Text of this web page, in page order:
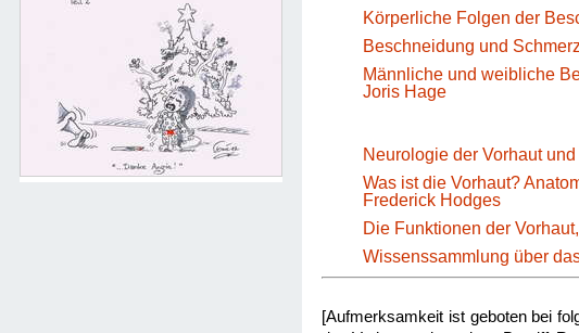
Körperliche Folgen der
Beschneidung und
Männliche und weibliche
Joris Hage
Neurologie der Vorhaut
Was ist die Vorhaut?
Frederick Hodges
Die Funktionen der
Wissenssammlung über
[Aufmerksamkeit ist geboten bei